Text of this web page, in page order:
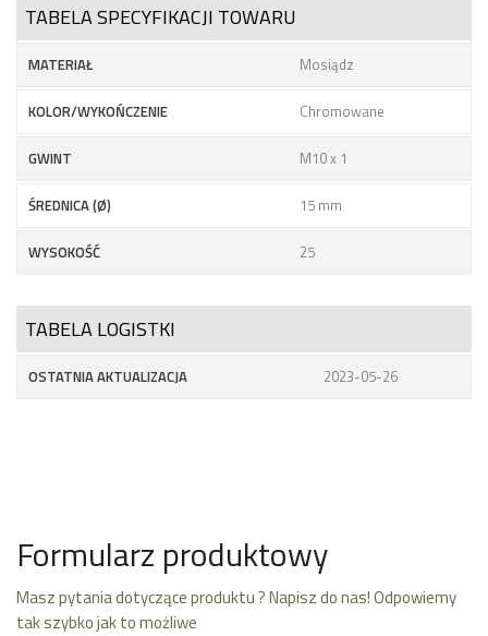
TABELA SPECYFIKACJI TOWARU
MATERIAŁ Mosiądz
KOLOR/WYKOŃCZENIE Chromowane
GWINT M10 x 1
ŚREDNICA (Ø) 15 mm
WYSOKOŚĆ 25
TABELA LOGISTKI
OSTATNIA AKTUALIZACJA 2023-05-26
Formularz produktowy
Masz pytania dotyczące produktu ? Napisz do nas! Odpowiemy
tak szybko jak to możliwe